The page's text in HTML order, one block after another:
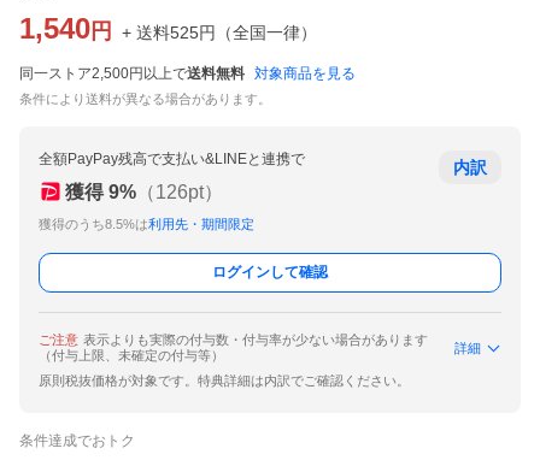
1,540 円 + 送料525円 （全国一律）
同一ストア2,500円以上で送料無料 対象商品を見る
条件により送料が異なる場合があります。
全額PayPay残高で支払い&LINEと連携で
獲得 9% （126pt）
獲得のうち8.5%は利用先・期間限定
内訳
ログインして確認
ご注意 表示よりも実際の付与数・付与率が少ない場合があります
（付与上限、未確定の付与等）
詳細
原則税抜価格が対象です。特典詳細は内訳でご確認ください。
条件達成でおトク